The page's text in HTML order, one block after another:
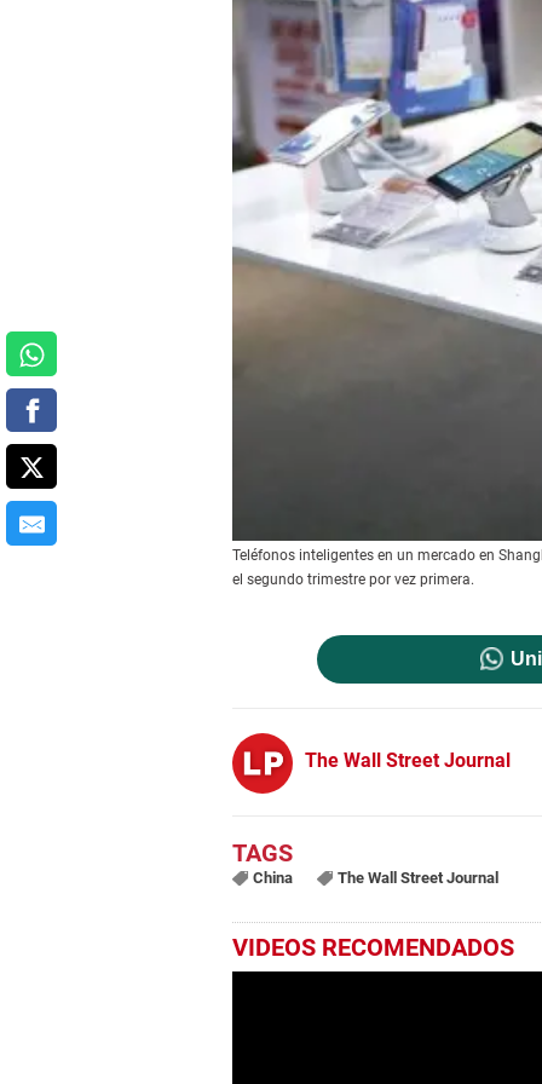
Teléfonos inteligentes en un mercado en
el segundo trimestre por vez primera.
The Wall Street Journal
China The Wall Street Journal
VIDEOS RECOMENDADOS